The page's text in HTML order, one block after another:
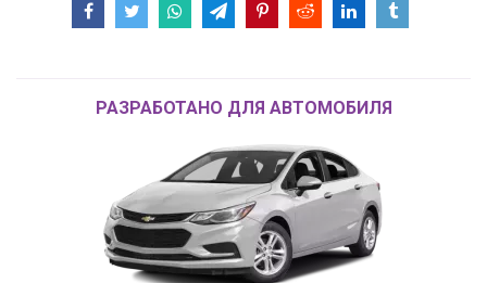
РАЗРАБОТАНО ДЛЯ АВТОМОБИЛЯ